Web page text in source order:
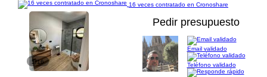
16 veces contratado en Cronoshare
1/16
Pedir presupuesto
Email validado
Teléfono validado